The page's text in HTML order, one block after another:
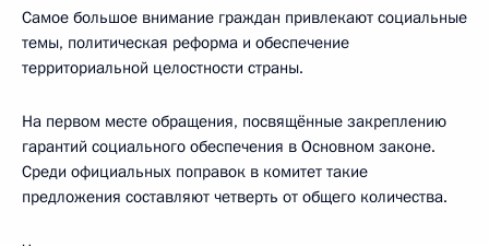
Самое большое внимание граждан привлекают социальные
темы, политическая реформа и обеспечение
территориальной целостности страны.
На первом месте обращения, посвящённые закреплению
гарантий социального обеспечения в Основном законе.
Среди официальных поправок в комитет такие
предложения составляют четверть от общего количества.